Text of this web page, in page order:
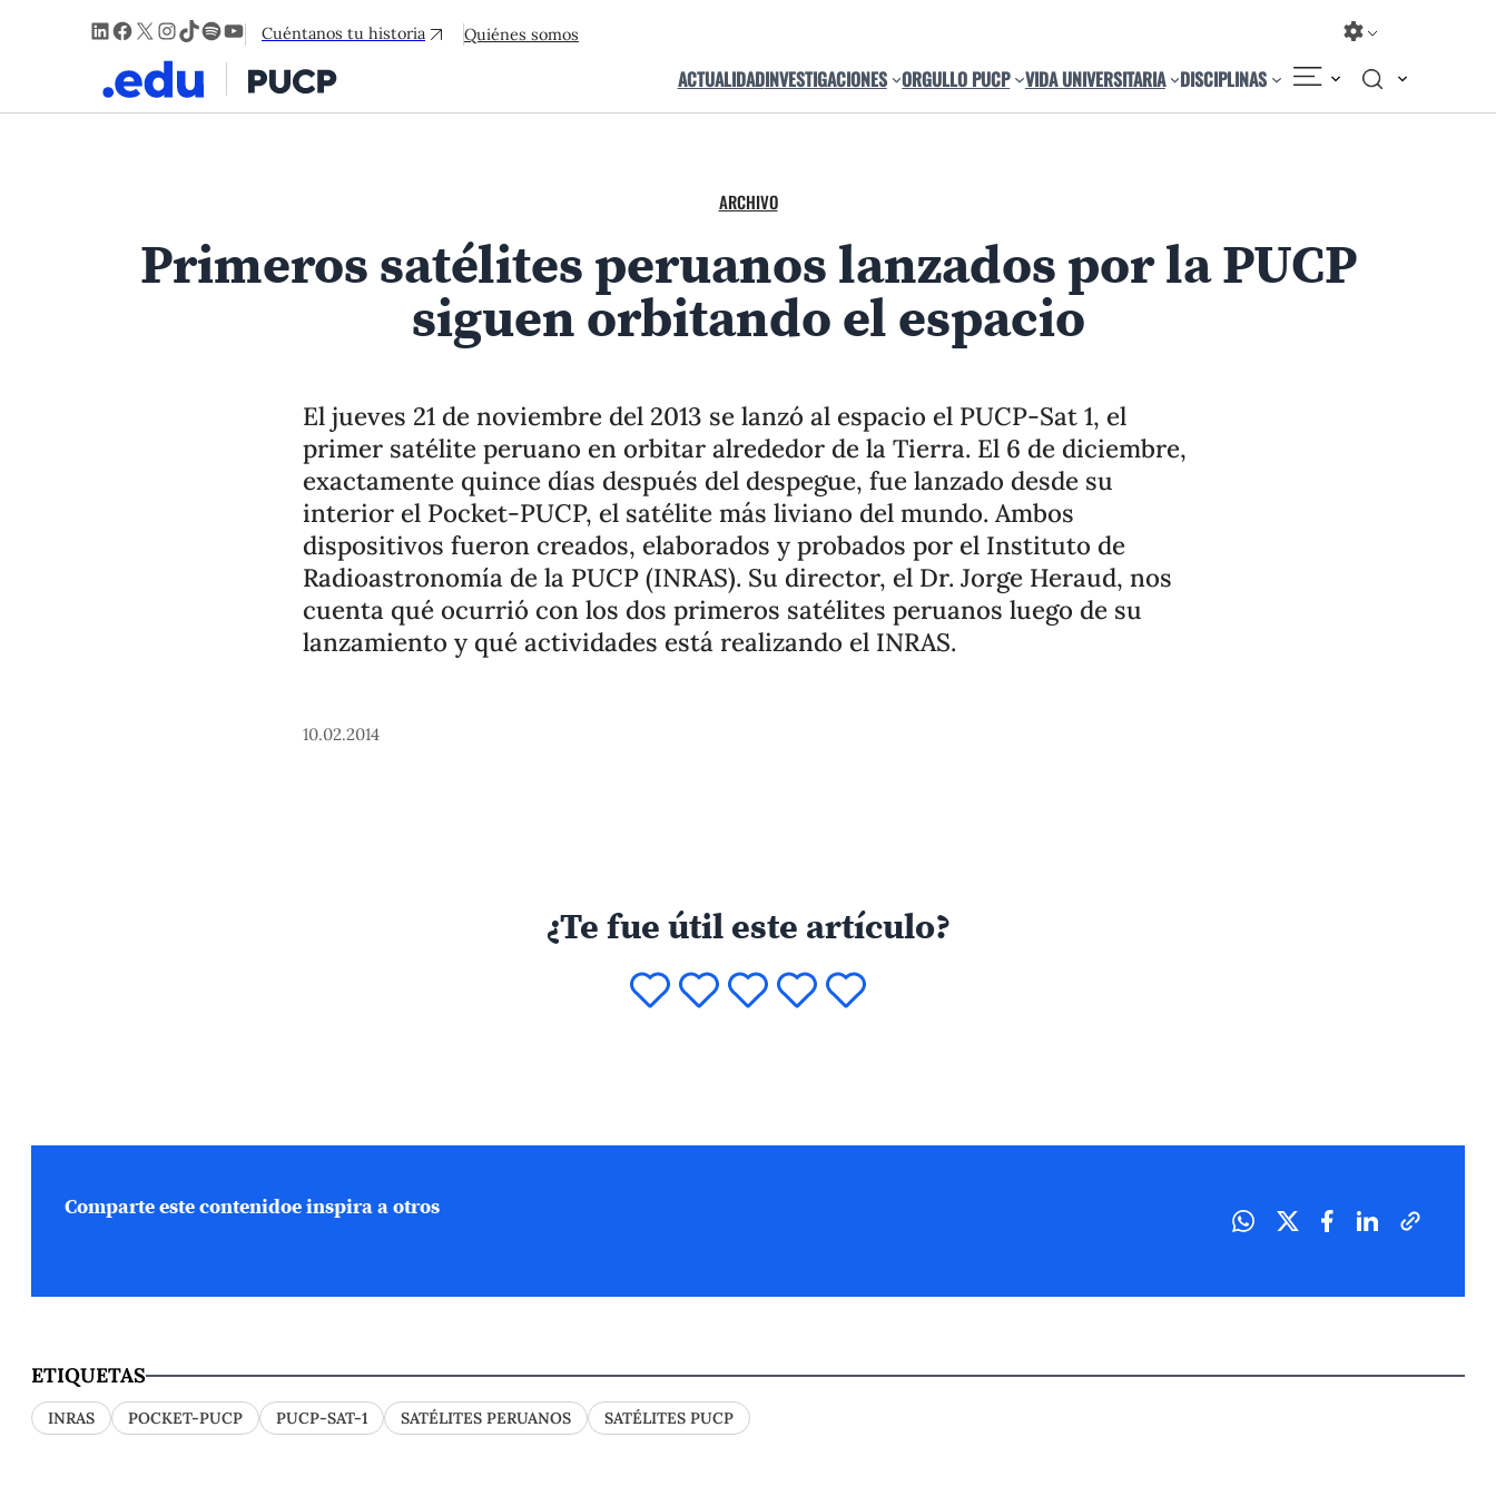
LinkedIn
Facebook
X Instagram
TikTok
Spotify
YouTube
Cuéntanos tu historia Quiénes somos
ACTUALIDADINVESTIGACIONES ORGULLO PUCP VIDA UNIVERSITARIA DISCIPLINAS
ARCHIVO
Primeros satélites peruanos lanzados por la PUCP
siguen orbitando el espacio
El jueves 21 de noviembre del 2013 se lanzó al espacio el PUCP-Sat 1, el
primer satélite peruano en orbitar alrededor de la Tierra. El 6 de diciembre,
exactamente quince días después del despegue, fue lanzado desde su
interior el Pocket-PUCP, el satélite más liviano del mundo. Ambos
dispositivos fueron creados, elaborados y probados por el Instituto de
Radioastronomía de la PUCP (INRAS). Su director, el Dr. Jorge Heraud, nos
cuenta qué ocurrió con los dos primeros satélites peruanos luego de su
lanzamiento y qué actividades está realizando el INRAS.
10.02.2014
¿Te fue útil este artículo?
Comparte este contenidoe inspira a otros
ETIQUETAS
INRAS POCKET-PUCP PUCP-SAT-1 SATÉLITES PERUANOS SATÉLITES PUCP